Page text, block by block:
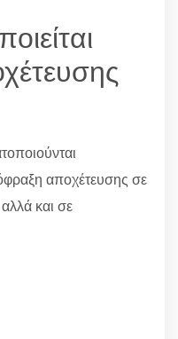
αποχέτευσης σε
και σε